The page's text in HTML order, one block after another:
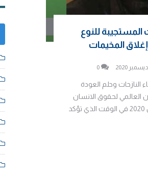
المستجيبة للنوع
المخيمات
0
النازحات وحلم العودة
العالمي لحقوق الانسان
بغداد / 10 كانون الاول 2020 في الوقت الذي تؤكد